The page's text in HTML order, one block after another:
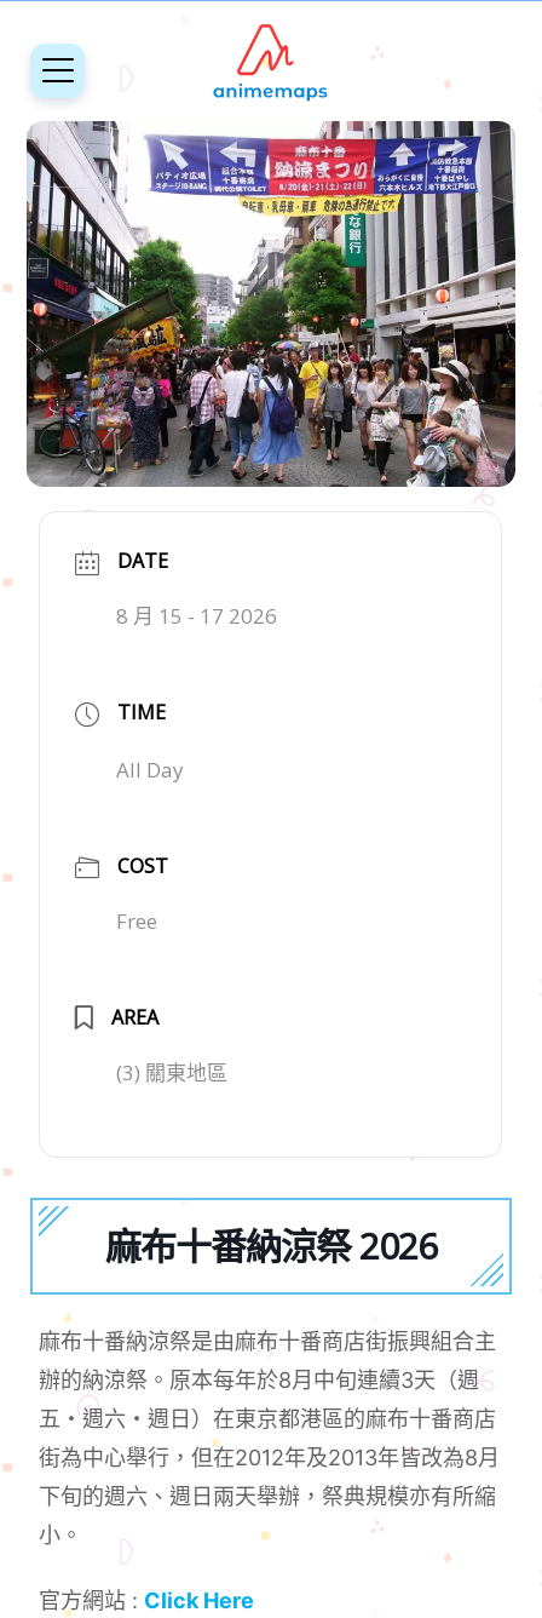
DATE
8 月 15 - 17 2026
TIME
All Day
COST
Free
AREA
(3) 關東地區
麻布十番納涼祭 2026
麻布十番納涼祭是由麻布十番商店街振興組合主
辦的納涼祭。原本每年於8月中旬連續3天（週
五・週六・週日）在東京都港區的麻布十番商店
街為中心舉行，但在2012年及2013年皆改為8月
下旬的週六、週日兩天舉辦，祭典規模亦有所縮
小。
官方網站 : Click Here